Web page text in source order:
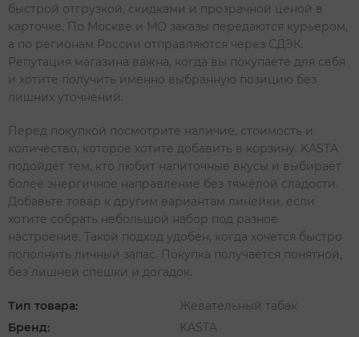
быстрой отгрузкой, скидками и прозрачной ценой в
карточке. По Москве и МО заказы передаются курьером,
а по регионам России отправляются через СДЭК.
Репутация магазина важна, когда вы покупаете для себя
и хотите получить именно выбранную позицию без
лишних уточнений.
Перед покупкой посмотрите наличие, стоимость и
количество, которое хотите добавить в корзину. KASTA
подойдёт тем, кто любит напиточные вкусы и выбирает
более энергичное направление без тяжёлой сладости.
Добавьте товар к другим вариантам линейки, если
хотите собрать небольшой набор под разное
настроение. Такой подход удобен, когда хочется быстро
пополнить личный запас. Покупка получается понятной,
без лишней спешки и догадок.
Тип товара:
Жевательный табак
Бренд:
KASTA